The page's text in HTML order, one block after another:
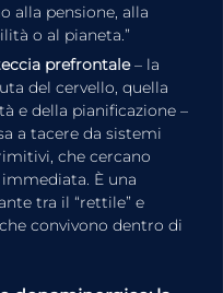
alla pensione, alla
o al pianeta.”
prefrontale – la
del cervello, quella
e della pianificazione –
a tacere da sistemi
che cercano
È una
tra il “rettile” e
che convivono dentro di